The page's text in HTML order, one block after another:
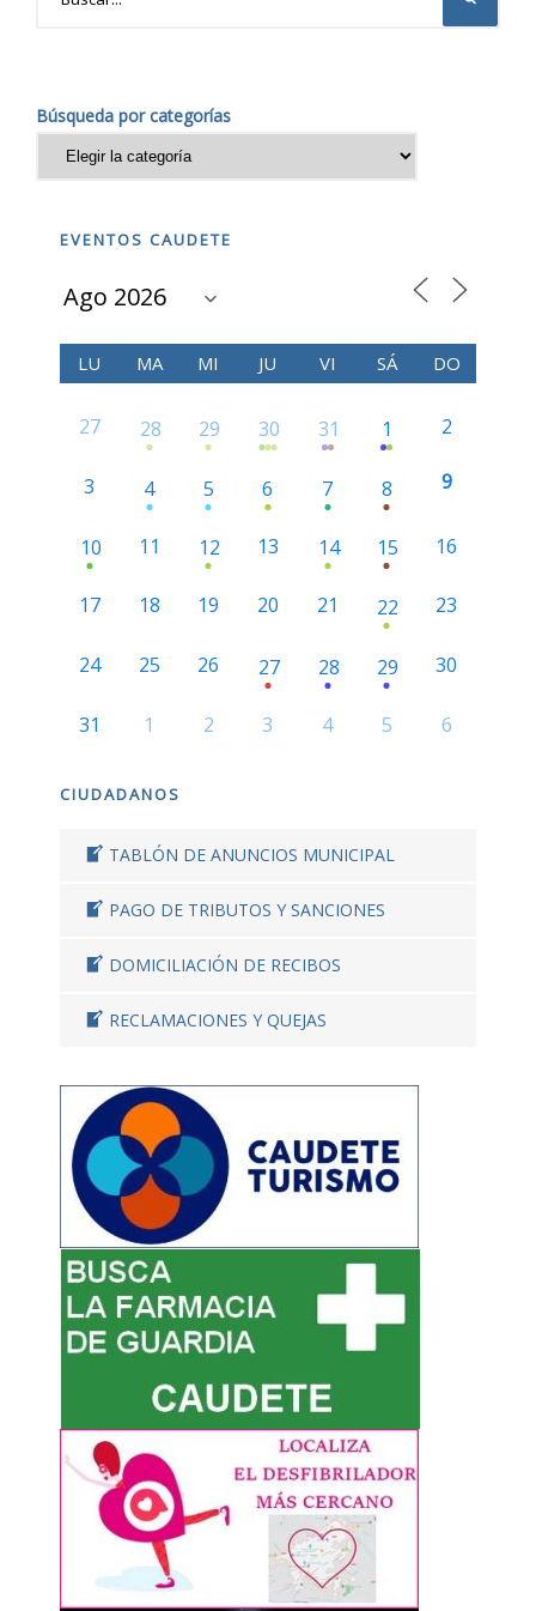
Búsqueda por categorías
EVENTOS CAUDETE
LU MA MI JU VI SÁ DO
27 28 29 30 31 1 2
3 4 5 6 7 8 9
10 11 12 13 14 15 16
17 18 19 20 21 22 23
24 25 26 27 28 29 30
31 1 2 3 4 5 6
CIUDADANOS
TABLÓN DE ANUNCIOS MUNICIPAL
PAGO DE TRIBUTOS Y SANCIONES
DOMICILIACIÓN DE RECIBOS
RECLAMACIONES Y QUEJAS